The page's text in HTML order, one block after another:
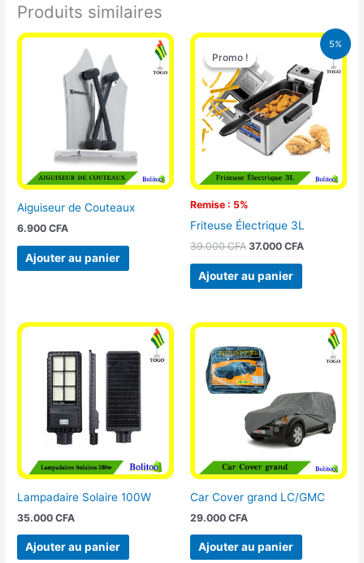
Produits similaires
Aiguiseur de Couteaux
6.900CFA
Ajouter au panier
5%
Promo !
Remise : 5%
Promo !
Friteuse Électrique 3L
39.000CFA
Le
initial
était :
39.000 CFA.
37.000 CFA
Le
prix
actuel
est :
37.000 CFA.
Ajouter au panier
Lampadaire Solaire 100W
35.000CFA
Ajouter au panier
Car Cover grand LC/GMC
29.000 CFA
Ajouter au panier